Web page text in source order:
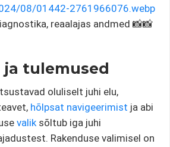
08/01442-2761966076.webp
reaalajas andmed 📸📸
ja tulemused
oluliselt juhi elu,
hõlpsat navigeerimist ja abi
valiksõltub iga juhi
Rakenduse valimisel on